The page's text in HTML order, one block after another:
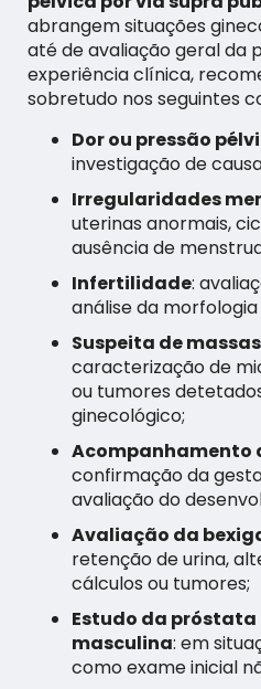
abrangem situações
até de avaliação geral da
experiência clínica,
sobretudo nos seguintes
Dor ou pressão
investigação de
Irregularidades
uterinas anormais,
ausência de
Infertilidade:
análise da
Suspeita de
caracterização de
ou tumores
ginecológico;
Acompanhamento
confirmação da
avaliação do
Avaliação da
retenção de urina,
cálculos ou tumores;
Estudo da próstata
masculina: em
como exame inicial